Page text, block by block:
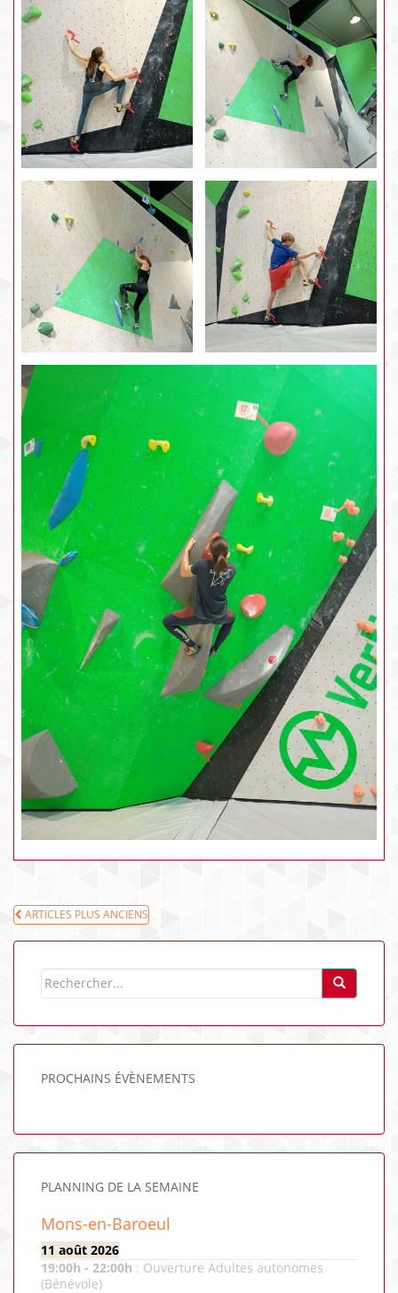
NAVIGATION
DES
ARTICLES
ARTICLES PLUS ANCIENS
PROCHAINS ÉVÈNEMENTS
PLANNING DE LA SEMAINE
Mons-en-Baroeul
11 août 2026
19:00h - 22:00h : Ouverture Adultes autonomes
(Bénévole)